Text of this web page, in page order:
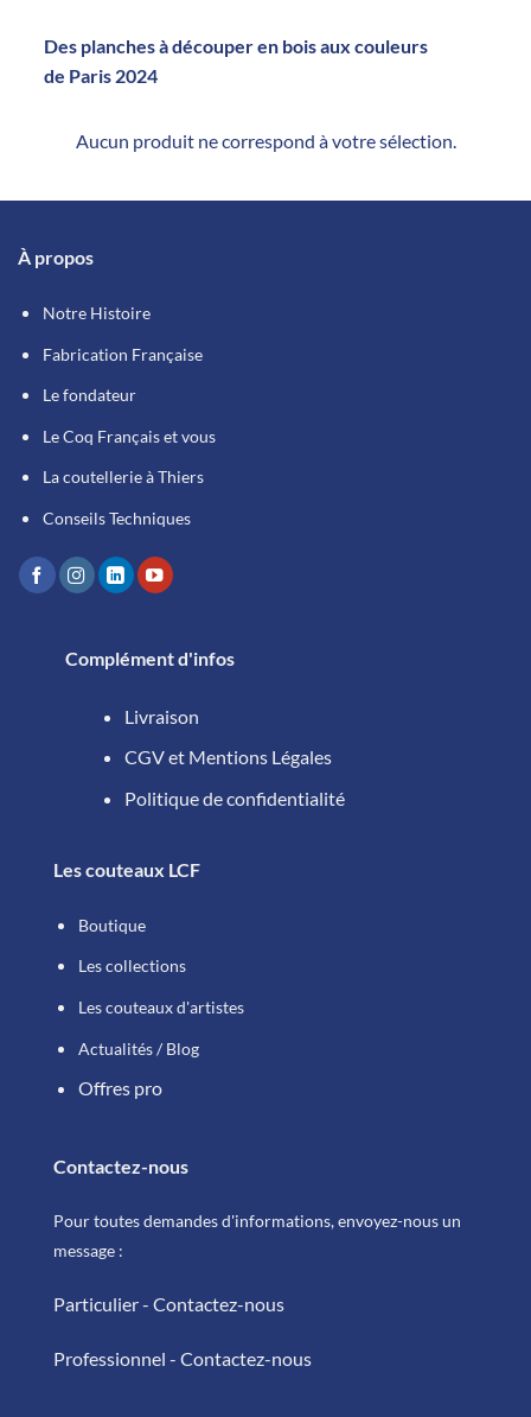
Des planches à découper en bois aux couleurs
de Paris 2024
Aucun produit ne correspond à votre sélection.
À propos
Notre Histoire
Fabrication Française
Le fondateur
Le Coq Français et vous
La coutellerie à Thiers
Conseils Techniques
Les couteaux LCF
Boutique
Les collections
Les couteaux d'artistes
Actualités / Blog
Offres pro
Contactez-nous
Pour toutes demandes d'informations, envoyez-nous un
message :
Particulier - Contactez-nous
Professionnel - Contactez-nous
Complément d'infos
Livraison
CGV et Mentions Légales
Politique de confidentialité